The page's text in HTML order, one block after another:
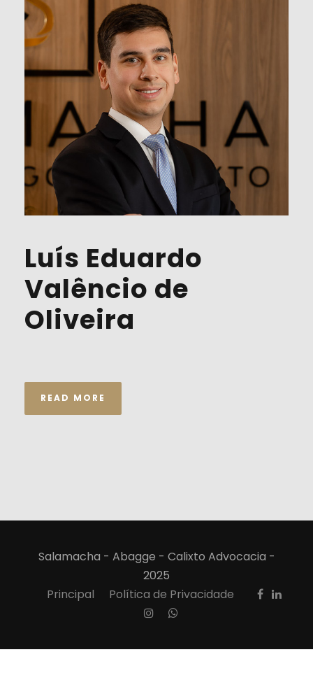
Luís Eduardo
Valêncio de
Oliveira
READ MORE
Salamacha - Abagge - Calixto Advocacia -
2025
Principal
Política de Privacidade